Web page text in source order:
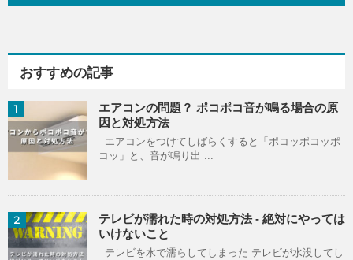
おすすめの記事
1
エアコンの問題？ ポコポコ音が鳴る場合の原
因と対処方法
エアコンをつけてしばらくすると「ポコッポコッポ
コッ」と、音が鳴り出 ...
2
テレビが濡れた時の対処方法 - 絶対にやっては
いけないこと
テレビを水で濡らしてしまった テレビが水没してし